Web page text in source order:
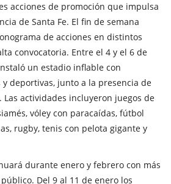
acciones de promoción que impulsa
de Santa Fe. El fin de semana
de acciones en distintos
convocatoria. Entre el 4 y el 6 de
un estadio inflable con
deportivas, junto a la presencia de
Las actividades incluyeron juegos de
vóley con paracaídas, fútbol
rugby, tenis con pelota gigante y
durante enero y febrero con más
Del 9 al 11 de enero los